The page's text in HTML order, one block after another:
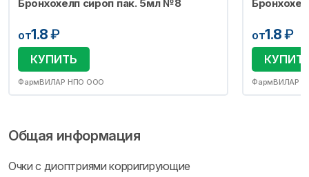
Бронхохелп сироп пак. 5мл №8
от1.8₽
КУПИТЬ
ФармВИЛАР НПО ООО
от1.8₽
ФармВИЛАР
Общая информация
Очки с диоптриями корригирующие